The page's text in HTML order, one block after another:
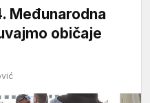
Međunarodna
običaje